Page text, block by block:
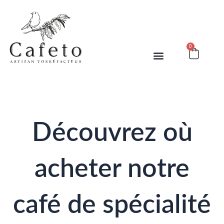
contenu
0
Cart
Découvrez où
acheter notre
café de spécialité